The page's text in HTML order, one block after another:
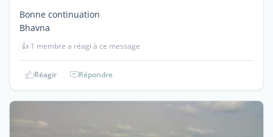
Bonne continuation
Bhavna
👍 1 membre a réagi à ce message
Réagir Répondre